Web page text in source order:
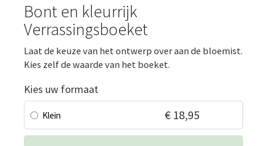
Bont en kleurrijk
Verrassingsboeket
Laat de keuze van het ontwerp over aan de bloemist.
Kies zelf de waarde van het boeket.
Kies uw formaat
Klein € 18,95